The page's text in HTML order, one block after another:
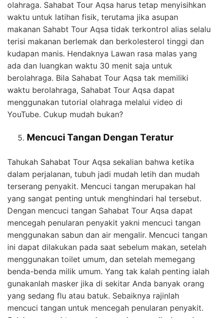
olahraga. Sahabat Tour Aqsa harus tetap menyisihkan
waktu untuk latihan fisik, terutama jika asupan
makanan Sahabt Tour Aqsa tidak terkontrol alias selalu
terisi makanan berlemak dan berkolesterol tinggi dan
kudapan manis. Hendaknya Lawan rasa malas yang
ada dan luangkan waktu 30 menit saja untuk
berolahraga. Bila Sahabat Tour Aqsa tak memiliki
waktu berolahraga, Sahabat Tour Aqsa dapat
menggunakan tutorial olahraga melalui video di
YouTube. Cukup mudah bukan?
Mencuci Tangan Dengan Teratur
Tahukah Sahabat Tour Aqsa sekalian bahwa ketika
dalam perjalanan, tubuh jadi mudah letih dan mudah
terserang penyakit. Mencuci tangan merupakan hal
yang sangat penting untuk menghindari hal tersebut.
Dengan mencuci tangan Sahabat Tour Aqsa dapat
mencegah penularan penyakit yakni mencuci tangan
menggunakan sabun dan air mengalir. Mencuci tangan
ini dapat dilakukan pada saat sebelum makan, setelah
menggunakan toilet umum, dan setelah memegang
benda-benda milik umum. Yang tak kalah penting ialah
gunakanlah masker jika di sekitar Anda banyak orang
yang sedang flu atau batuk. Sebaiknya rajinlah
mencuci tangan untuk mencegah penularan penyakit.